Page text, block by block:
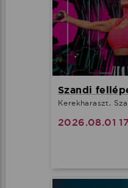
Szandi
Kerekharaszt,
2026.08.01